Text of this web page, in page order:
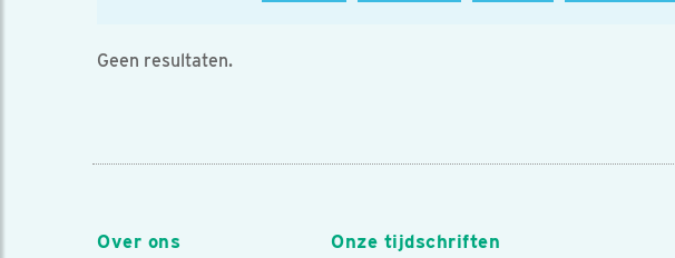
Geen resultaten.
Over ons Onze tijdschriften